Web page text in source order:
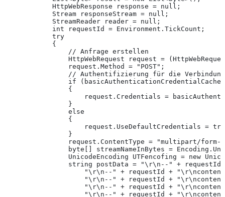
HttpWebResponse response = null;
Stream responseStream = null;
StreamReader reader = null;
int requestId = Environment.TickCount;
try
{
// Anfrage erstellen
HttpWebRequest request =
request.Method = "POST";
// Authentifizierung für die Verbindung mit
if (basicAuthenticationCredentialCache
{
request.Credentials =
}
else
{
request.UseDefaultCredentials =
}
request.ContentType = "multipart/form-data,
byte[] streamNameInBytes =
UnicodeEncoding UTFencofing = new
string postData = "\r\n--" + requestId +
"\r\n--" + requestId + "\r\ncontent-
"\r\n--" + requestId + "\r\ncontent-
"\r\n--" + requestId + "\r\ncontent-
"\r\n--" + requestId + "\r\ncontent-